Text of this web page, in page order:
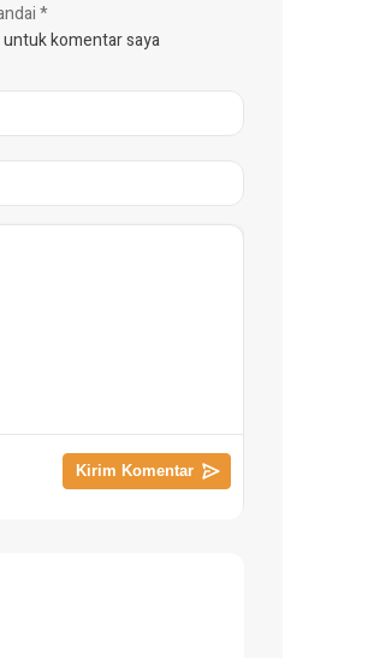
*
untuk komentar saya